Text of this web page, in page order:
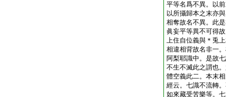
平等名爲不異。以
以所攝歸本之末亦
相奪故名不異。此
眞妄平等異不可得
上住自位義與＊兎
相違相背故名非一
阿梨耶識中。是故
不生不滅此之謂也
體空義此二。本末
經云。七識不流轉
如來藏受苦樂等。